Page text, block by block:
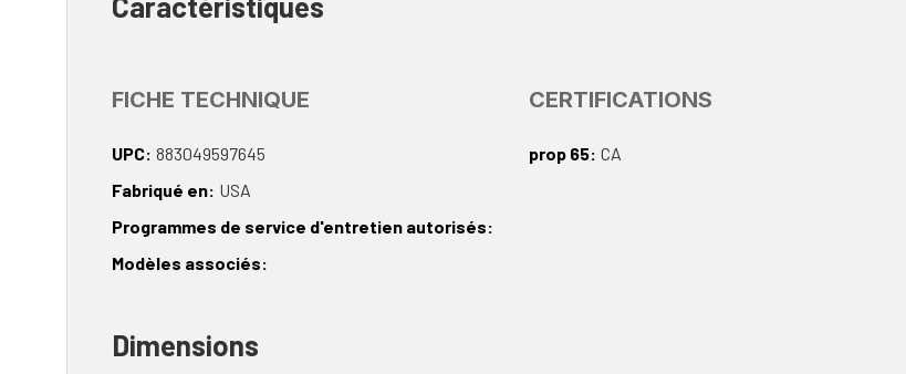
FICHE TECHNIQUE
UPC 883049597645
Fabriqué en USA
Programmes de service d'entretien autorisés
Modèles associés
CERTIFICATIONS
prop 65 CA
Dimensions